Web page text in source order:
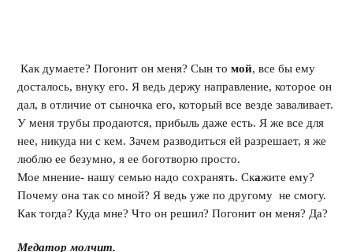
Как думаете? Погонит он меня? Сын томой, все бы ему
досталось, внуку его. Я ведь держу направление, которое он
дал, в отличие от сыночка его, который все везде заваливает.
У меня трубы продаются, прибыль даже есть. Я же все для
нее, никуда ни с кем. Зачем разводиться ей разрешает, я же
люблю ее безумно, я ее боготворю просто.
Мое мнение- нашу семью надо сохранять. Скажите ему?
Почему она так со мной? Я ведь уже по другому не смогу.
Как тогда? Куда мне? Что он решил? Погонит он меня? Да?
Медатор молчит.